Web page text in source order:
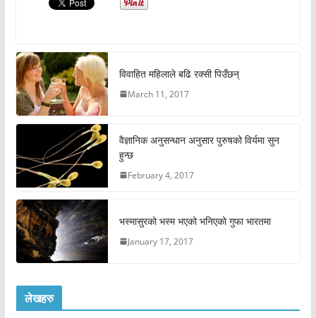
विवाहित महिलाले बढि रक्सी पिउँछन्
March 11, 2017
वैज्ञानिक अनुसन्धान अनुसार पुरुषको विर्यमा सुन
हुन्छ
February 4, 2017
भस्मासुरको भस्म भएको भनिएको गुफा भारतमा
January 17, 2017
लेखहरु